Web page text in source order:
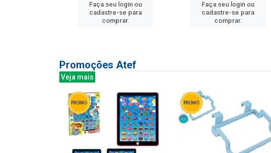
Faça seu login ou
cadastre-se para
comprar.
Faça seu login ou
cadastre-se para
comprar.
Promoções Atef
Veja mais